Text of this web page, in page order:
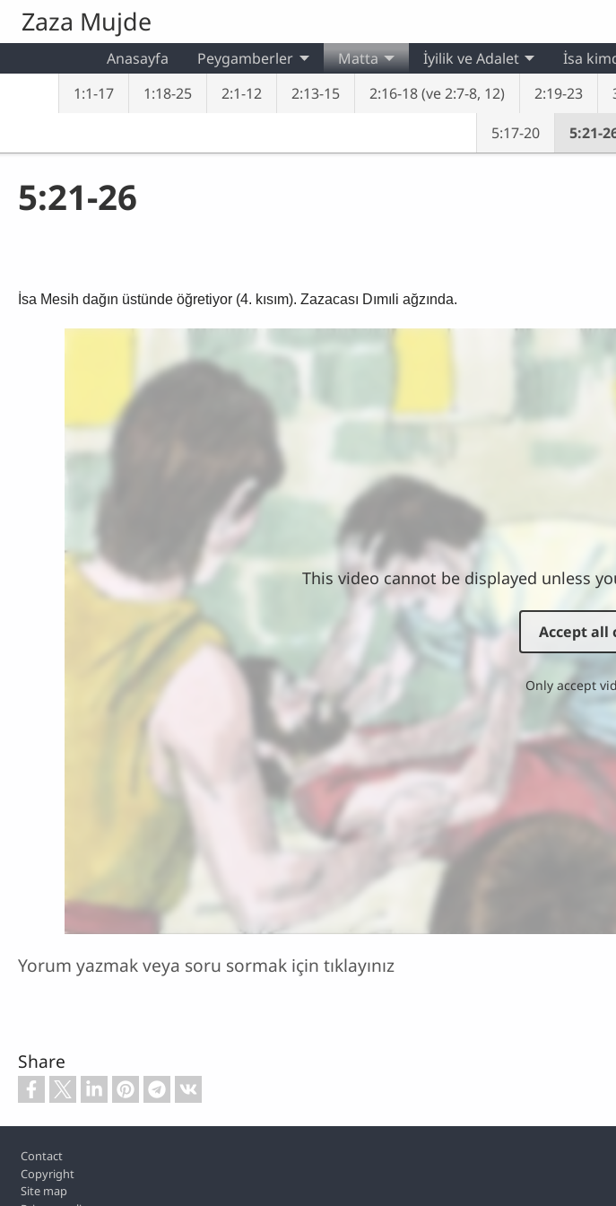
Skip to main content
Zaza Mujde
Anasayfa Peygamberler
Matta
1:1-17
1:18-25 2:1-12 2:13-15 2:16-18 (ve 2:7-8, 12) 2:19-23
5:17-20
5:21-
İyilik ve Adalet İsa
5:21-26
İsa Mesih dağın üstünde öğretiyor (4. kısım). Zazacası Dımıli ağzında.
This video cannot be displayed unless
Accept all
Only accept
Yorum yazmak veya soru sormak için tıklayınız
Share
Footer
Contact
Copyright
Site map